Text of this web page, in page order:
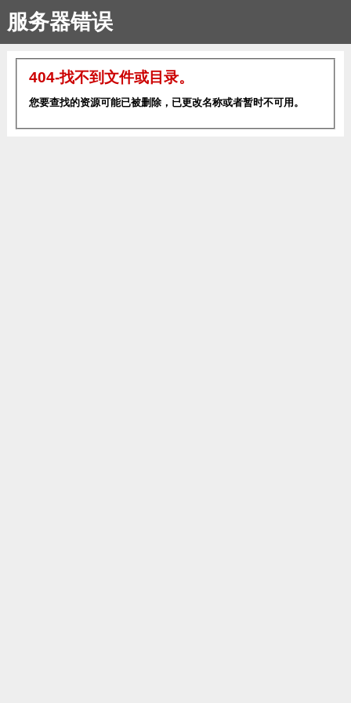
服务器错误
404-找不到文件或目录。
您要查找的资源可能已被删除，已更改名称或者暂时不可用。